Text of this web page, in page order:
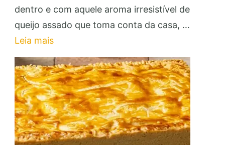
de
Queijo
Assadeira:
Faça
e
Venda
para
Renda
dentro e com aquele aroma irresistível de
queijo assado que toma conta da casa, …
Leia mais